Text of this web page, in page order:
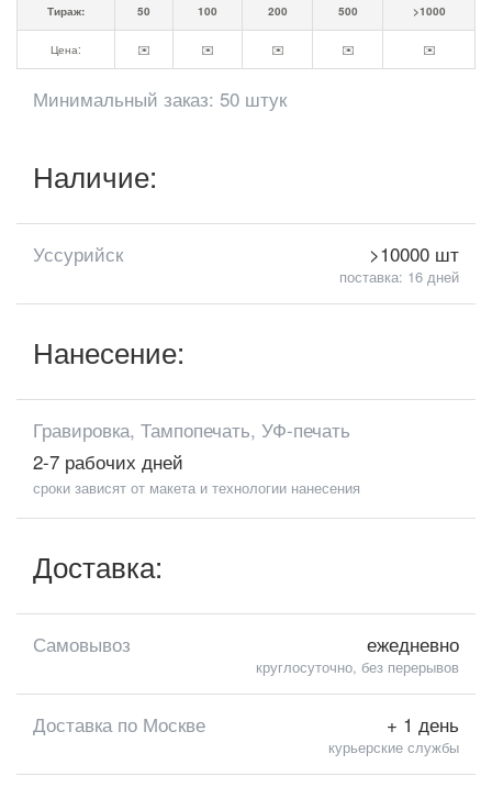
Тираж: 50 100 200 500 >1000
Цена: ✉️ ✉️ ✉️ ✉️ ✉️
Минимальный заказ: 50 штук
Наличие:
Уссурийск >10000 шт
поставка: 16 дней
Нанесение:
Гравировка, Тампопечать, УФ-печать
2-7 рабочих дней
сроки зависят от макета и технологии нанесения
Доставка:
Самовывоз ежедневно
круглосуточно, без перерывов
Доставка по Москве + 1 день
курьерские службы